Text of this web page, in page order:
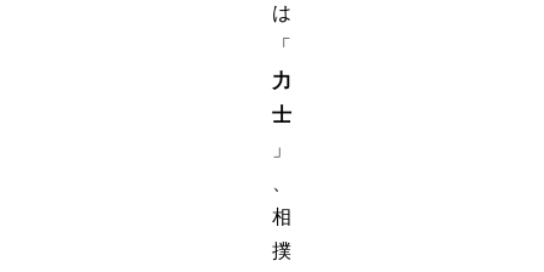
は
「
力
士
」
相
撲